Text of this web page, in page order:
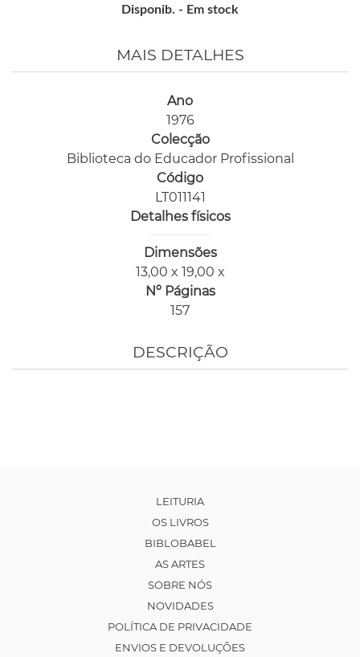
Disponib. - Em stock
MAIS DETALHES
Ano
1976
Colecção
Biblioteca do Educador Profissional
Código
LT011141
Detalhes físicos
Dimensões
13,00 x 19,00 x
Nº Páginas
157
DESCRIÇÃO
LEITURIA
OS LIVROS
BIBLOBABEL
AS ARTES
SOBRE NÓS
NOVIDADES
POLÍTICA DE PRIVACIDADE
ENVIOS E DEVOLUÇÕES